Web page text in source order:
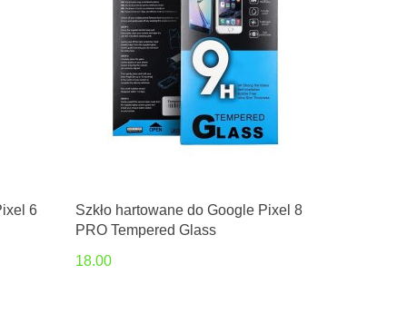
6
Szkło hartowane do Google Pixel 8
PRO Tempered Glass
18.00